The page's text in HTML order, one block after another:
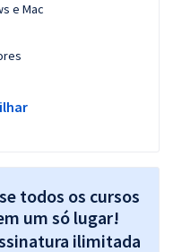
e Mac
todos os cursos
um só lugar!